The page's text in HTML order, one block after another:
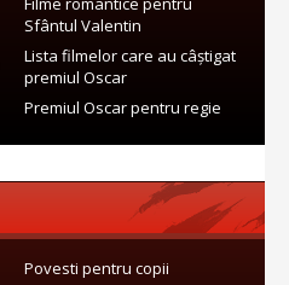
Sfântul Valentin
Lista filmelor care au câștigat
premiul Oscar
Premiul Oscar pentru regie
Povesti pentru copii